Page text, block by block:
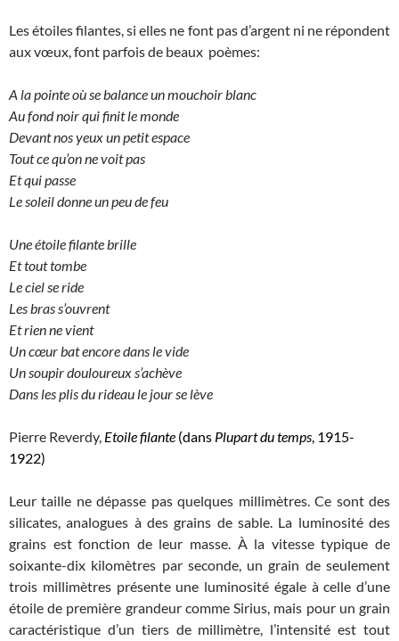
Les étoiles filantes, si elles ne font pas d’argent ni ne répondent
aux vœux, font parfois de beaux poèmes:
A la pointe où se balance un mouchoir blanc
Au fond noir qui finit le monde
Devant nos yeux un petit espace
Tout ce qu’on ne voit pas
Et qui passe
Le soleil donne un peu de feu
Une étoile filante brille
Et tout tombe
Le ciel se ride
Les bras s’ouvrent
Et rien ne vient
Un cœur bat encore dans le vide
Un soupir douloureux s’achève
Dans les plis du rideau le jour se lève
Pierre Reverdy, Etoile filante (dans Plupart du temps, 1915-
1922)
Leur taille ne dépasse pas quelques millimètres. Ce sont des
silicates, analogues à des grains de sable. La luminosité des
grains est fonction de leur masse. À la vitesse typique de
soixante-dix kilomètres par seconde, un grain de seulement
trois millimètres présente une luminosité égale à celle d’une
étoile de première grandeur comme Sirius, mais pour un grain
caractéristique d’un tiers de millimètre, l’intensité est tout